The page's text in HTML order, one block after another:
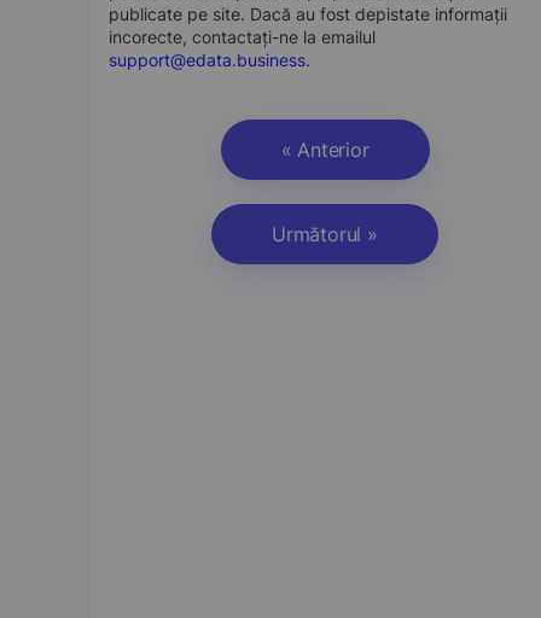
publicate pe site. Dacă au fost depistate informații
incorecte, contactați-ne la emailul
support@edata.business.
« Anterior
Următorul »